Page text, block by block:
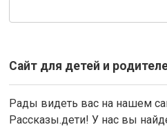
Сайт для детей и
Рады видеть вас на нашем
Рассказы.дети! У нас вы